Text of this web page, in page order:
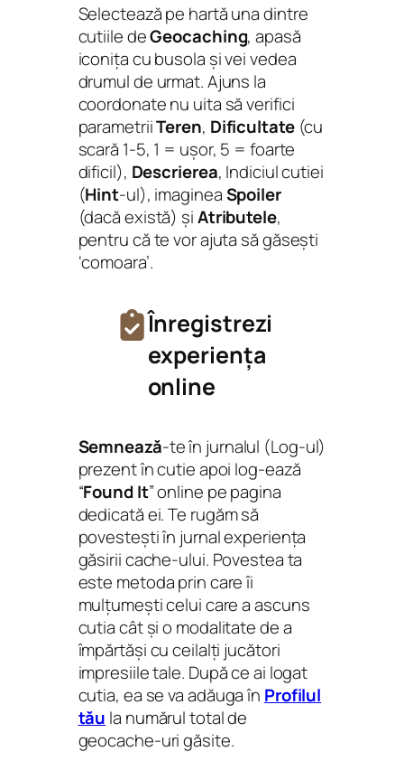
Selectează pe hartă una dintre
cutiile deGeocaching, apasă
iconița cu busola și vei vedea
drumul de urmat. Ajuns la
coordonate nu uita să verifici
parametriiTeren, Dificultate (cu
scară 1-5, 1 = ușor, 5 = foarte
dificil), Descrierea, Indiciul cutiei
(Hint-ul), imagineaSpoiler
(dacă există) șiAtributele,
pentru că te vor ajuta să găsești
‘comoara’.
Înregistrezi
experiența
online
Semnează-te în jurnalul (Log-ul)
prezent în cutie apoi log-ează
“Found It” online pe pagina
dedicată ei. Te rugăm să
povestești în jurnal experiența
găsirii cache-ului. Povestea ta
este metoda prin care îi
mulțumești celui care a ascuns
cutia cât și o modalitate de a
împărtăși cu ceilalți jucători
impresiile tale. După ce ai logat
cutia, ea se va adăuga în Profilul
tău la numărul total de
geocache-uri găsite.